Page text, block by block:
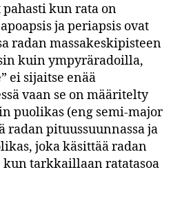
kun rata on
ja periapsis ovat
radan massakeskipisteen
kuin ympyräradoilla,
ei sijaitse enää
vaan se on määritelty
puolikas (eng semi-major
radan pituussuunnassa ja
joka käsittää radan
kun tarkkaillaan ratatasoa